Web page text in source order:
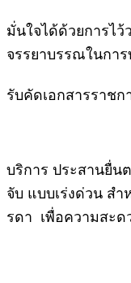
มั่นใจได้ด้วยการไว้
จรรยาบรรณในกา
รับคัดเอกสารราชก
บริการ ประสานยื่น
จับ แบบเร่งด่วน สํ
รดา เพื่อความสะด